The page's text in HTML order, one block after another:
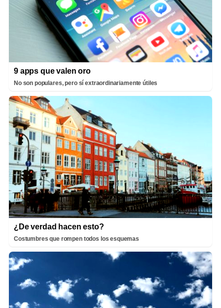
9 apps que valen oro
No son populares, pero sí extraordinariamente útiles
¿De verdad hacen esto?
Costumbres que rompen todos los esquemas